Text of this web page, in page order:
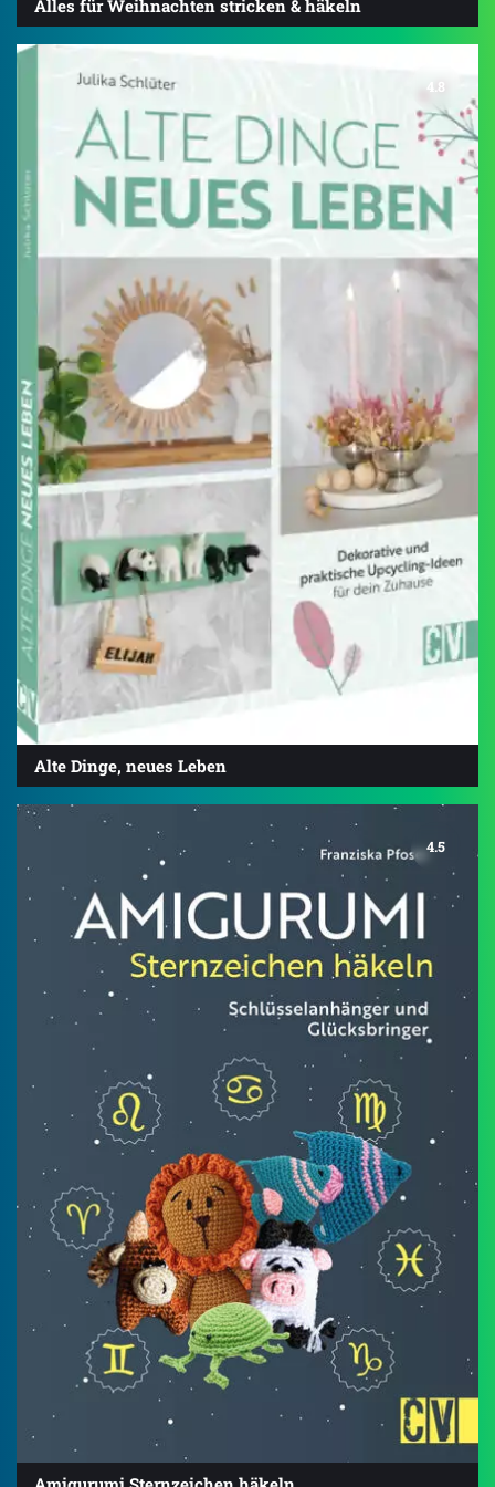
Alles für Weihnachten stricken & häkeln
4.8
Alte Dinge, neues Leben
4.5